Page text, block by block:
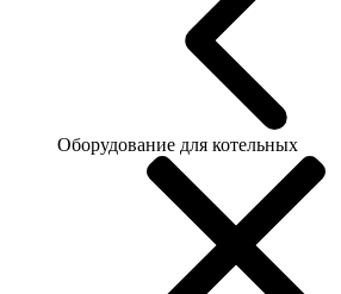
Оборудование для котельных